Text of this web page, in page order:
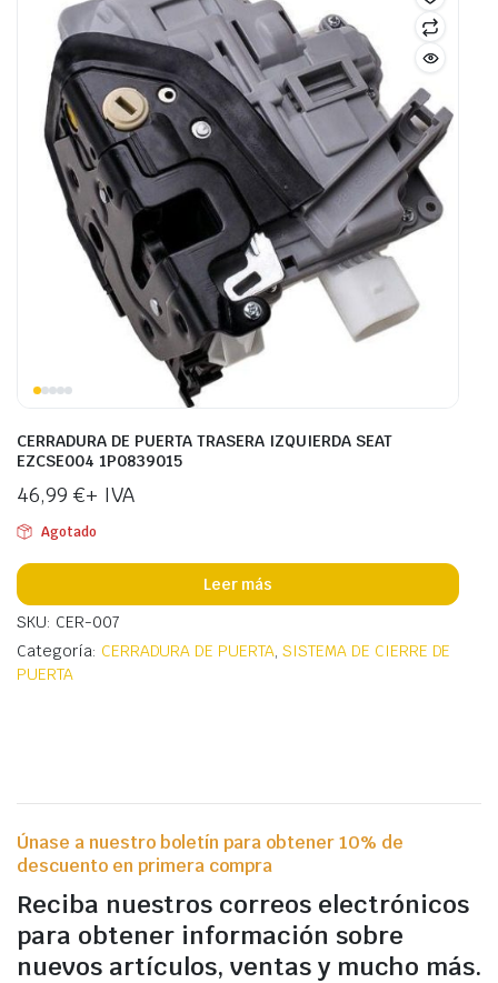
CERRADURA DE PUERTA TRASERA IZQUIERDA SEAT
EZCSE004 1P0839015
46,99 €+ IVA
Agotado
Leer más
SKU: CER-007
Categoría: CERRADURA DE PUERTA,SISTEMA DE CIERRE DE
PUERTA
Únase a nuestro boletín para obtener 10% de
descuento en primera compra
Reciba nuestros correos electrónicos
para obtener información sobre
nuevos artículos, ventas y mucho más.